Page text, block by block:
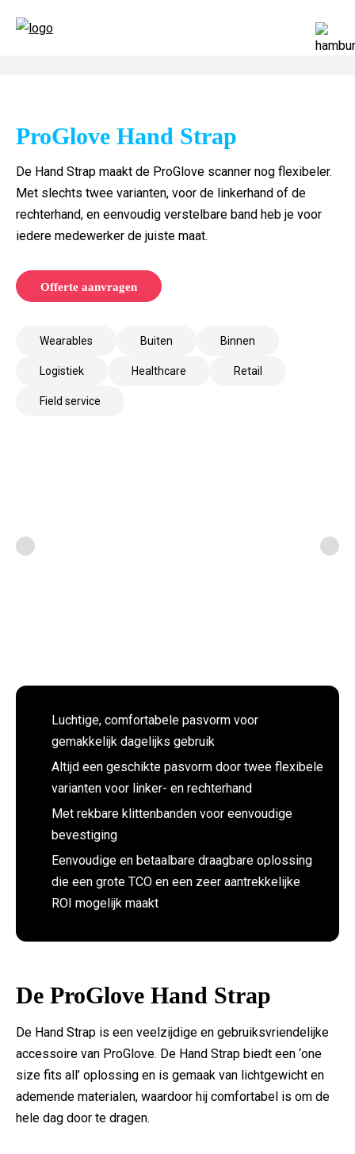
Luchtige, comfortabele pasvorm voor
gemakkelijk dagelijks gebruik
Altijd een geschikte pasvorm door twee flexibele
varianten voor linker- en rechterhand
Met rekbare klittenbanden voor eenvoudige
bevestiging
Eenvoudige en betaalbare draagbare oplossing
die een grote TCO en een zeer aantrekkelijke
ROI mogelijk maakt
De ProGlove Hand Strap
De Hand Strap is een veelzijdige en gebruiksvriendelijke
accessoire van ProGlove. De Hand Strap biedt een ‘one
size fits all’ oplossing en is gemaak van lichtgewicht en
ademende materialen, waardoor hij comfortabel is om de
hele dag door te dragen.
ProGlove Hand Strap​
De Hand Strap maakt de ProGlove scanner nog flexibeler.
Met slechts twee varianten, voor de linkerhand of de
rechterhand, en eenvoudig verstelbare band heb je voor
iedere medewerker de juiste maat.
Offerte aanvragen
Wearables Buiten Binnen
Logistiek Healthcare Retail
Field service